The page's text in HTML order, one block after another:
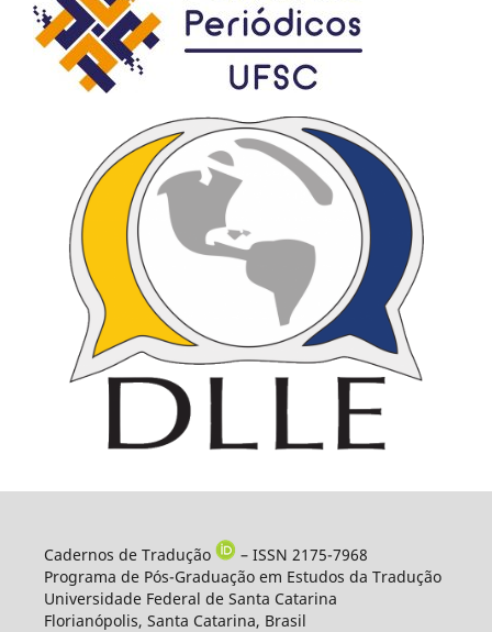
Cadernos de Tradução
– ISSN 2175-7968
Programa de Pós-Graduação em Estudos da Tradução
Universidade Federal de Santa Catarina
Florianópolis, Santa Catarina, Brasil